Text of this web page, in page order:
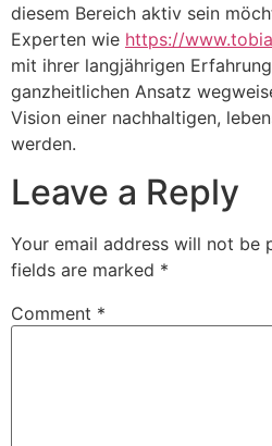
diesem Bereich aktiv sein
Experten wie https://
mit ihrer langjährigen
ganzheitlichen Ansatz
Vision einer nachhaltigen,
werden.
Leave a Reply
Your email address will not be
fields are marked *
Comment *